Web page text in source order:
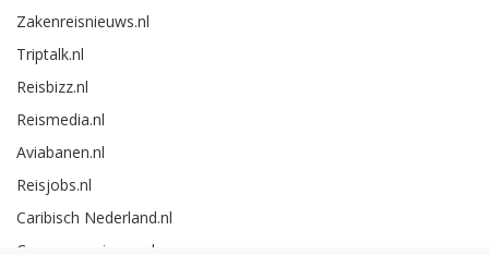
Zakenreisnieuws.nl
Triptalk.nl
Reisbizz.nl
Reismedia.nl
Aviabanen.nl
Reisjobs.nl
Caribisch Nederland.nl
Careerexperience.nl